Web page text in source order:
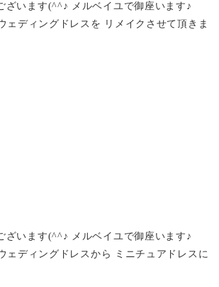
ざいます(^^♪ メルベイユで御座います♪
ディングドレスを リメイクさせて頂きま
ざいます(^^♪ メルベイユで御座います♪
ディングドレスから ミニチュアドレスに